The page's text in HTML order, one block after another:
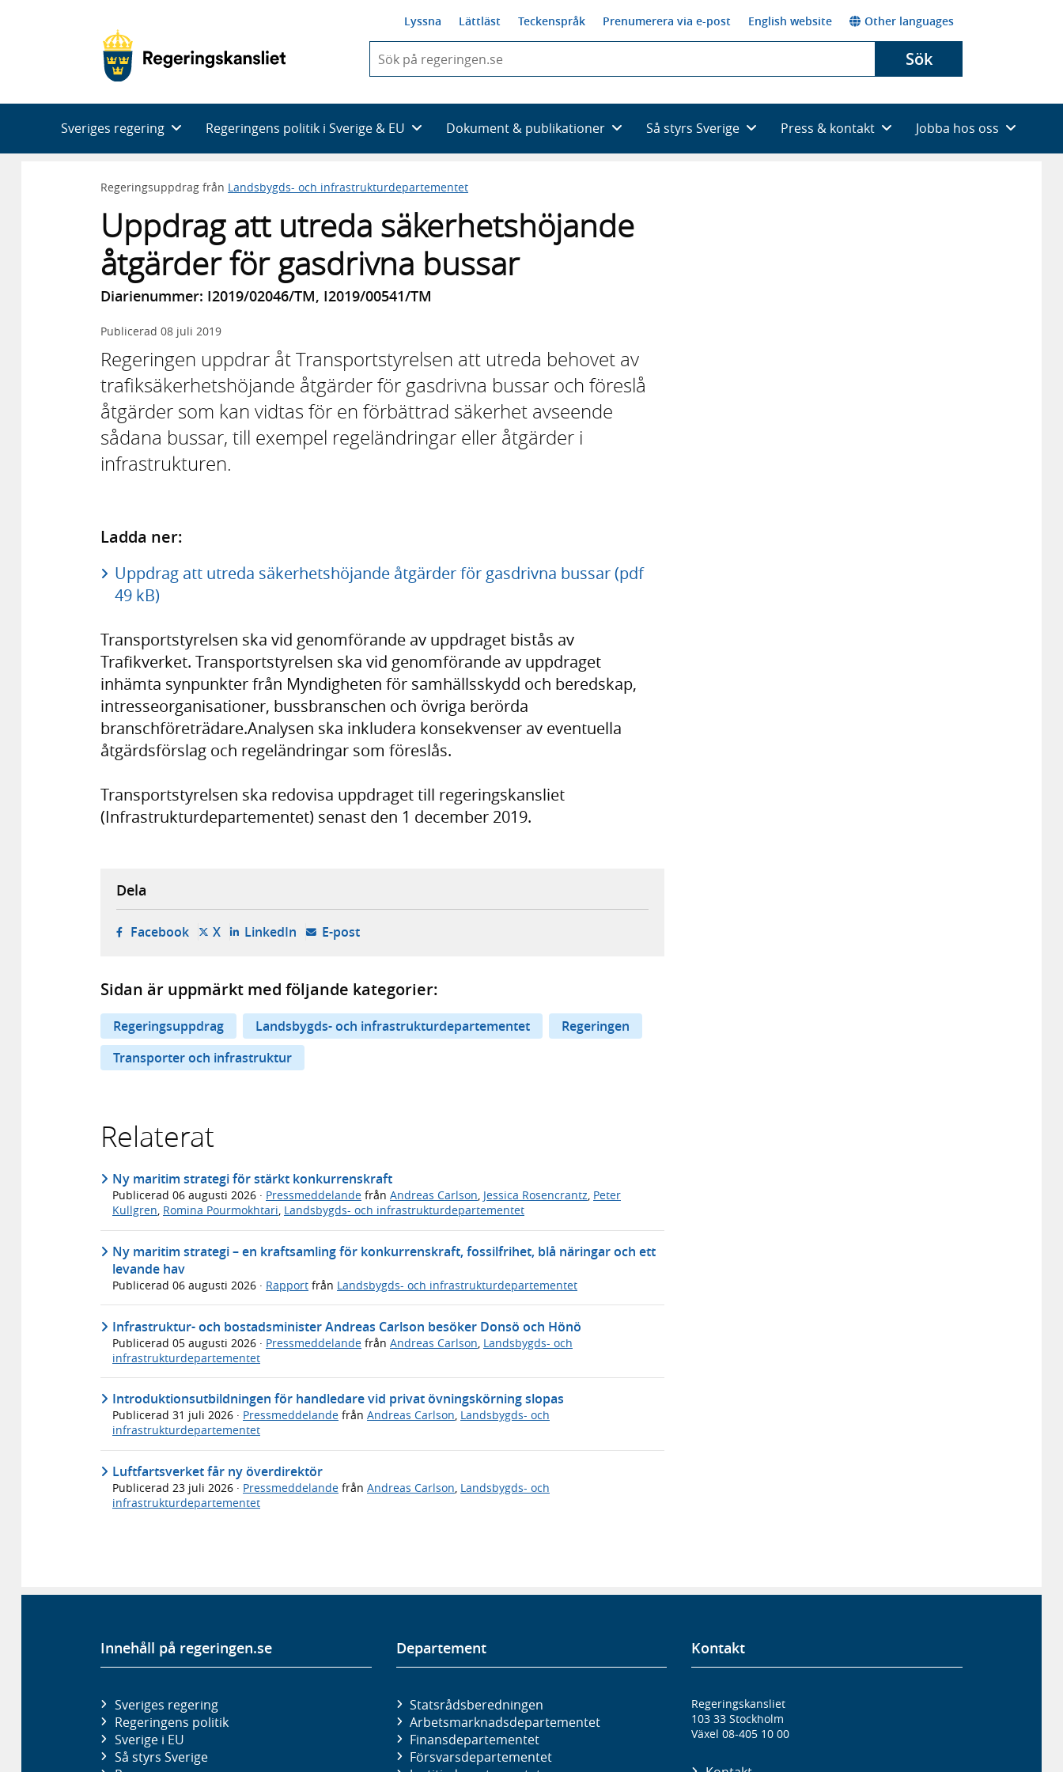
Lyssna Lättläst Teckenspråk Prenumerera via e-post English website Other languages
du
skriva
framträder
en
med
Sök
Sveriges regering Regeringens politik i Sverige & EU Dokument & publikationer Så styrs Sverige Press & kontakt Jobba hos oss
Regeringsuppdrag från Landsbygds- och infrastrukturdepartementet
Uppdrag att utreda säkerhetshöjande
åtgärder för gasdrivna bussar
Diarienummer: I2019/02046/TM, I2019/00541/TM
Publicerad 08 juli 2019
Regeringen uppdrar åt Transportstyrelsen att utreda behovet av
trafiksäkerhetshöjande åtgärder för gasdrivna bussar och föreslå
åtgärder som kan vidtas för en förbättrad säkerhet avseende
sådana bussar, till exempel regeländringar eller åtgärder i
infrastrukturen.
Ladda ner:
Uppdrag att utreda säkerhetshöjande åtgärder för gasdrivna bussar (pdf
49 kB)
Transportstyrelsen ska vid genomförande av uppdraget bistås av
Trafikverket. Transportstyrelsen ska vid genomförande av uppdraget
inhämta synpunkter från Myndigheten för samhällsskydd och beredskap,
intresseorganisationer, bussbranschen och övriga berörda
branschföreträdare.Analysen ska inkludera konsekvenser av eventuella
åtgärdsförslag och regeländringar som föreslås.
Transportstyrelsen ska redovisa uppdraget till regeringskansliet
(Infrastrukturdepartementet) senast den 1 december 2019.
Dela
Facebook- öppnas i ny flik, extern webbplats,
X- öppnas i ny flik, extern webbplats,
LinkedIn- öppnas i ny flik, extern webbplats,
E-post- öppnar din e-postklient,
Sidan är uppmärkt med följande kategorier:
Regeringsuppdrag Landsbygds- och infrastrukturdepartementet
Regeringen
Transporter och infrastruktur
Relaterat
Ny maritim strategi för stärkt konkurrenskraft
Publicerad 06 augusti 2026 · Pressmeddelande från Andreas Carlson, Jessica Rosencrantz, Peter
Kullgren, Romina Pourmokhtari, Landsbygds- och infrastrukturdepartementet
Ny maritim strategi – en kraftsamling för konkurrenskraft, fossilfrihet, blå näringar och ett
levande hav
Publicerad 06 augusti 2026 · Rapport från Landsbygds- och infrastrukturdepartementet
Infrastruktur- och bostadsminister Andreas Carlson besöker Donsö och Hönö
Publicerad 05 augusti 2026 · Pressmeddelande från Andreas Carlson Landsbygds- och
infrastrukturdepartementet
Introduktionsutbildningen för handledare vid privat övningskörning slopas
Publicerad 31 juli 2026 · Pressmeddelande från Andreas Carlson, Landsbygds- och
infrastrukturdepartementet
Luftfartsverket får ny överdirektör
Publicerad 23 juli 2026 · Pressmeddelande från Andreas Carlson, Landsbygds- och
infrastrukturdepartementet
Innehåll på regeringen.se
Sveriges regering
Regeringens politik
Sverige i EU
Så styrs Sverige
Departement
Statsrådsberedningen
Arbetsmarknads­departementet
Finans­departementet
Försvars­departementet
Kontakt
Regeringskansliet
103 33 Stockholm
Växel 08-405 10 00